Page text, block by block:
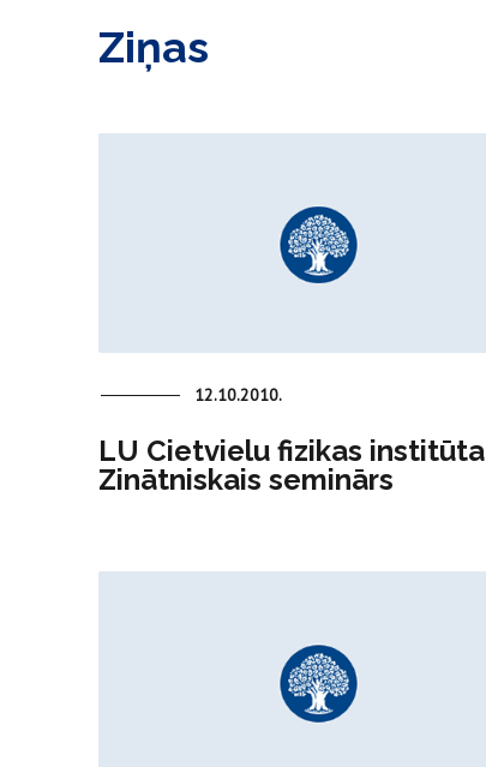
Ziņas
12.10.2010.
LU Cietvielu fizikas institūta
Zinātniskais seminārs